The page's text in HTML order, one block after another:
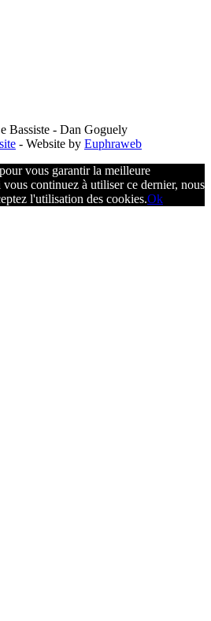
Bassiste - Dan Goguely
- Website by Euphraweb
vous garantir la meilleure
continuez à utiliser ce dernier, nous
l'utilisation des cookies.Ok